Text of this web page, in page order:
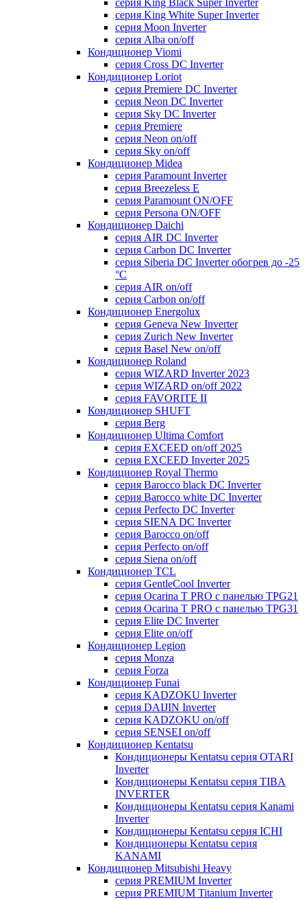
серия King Black Super Inverter
серия King White Super Inverter
серия Moon Inverter
серия Alba on/off
Кондиционер Viomi
серия Cross DC Inverter
Кондиционер Loriot
серия Premiere DC Inverter
серия Neon DC Inverter
серия Sky DC Inverter
серия Premiere
серия Neon on/off
серия Sky on/off
Кондиционер Midea
серия Paramount Inverter
серия Breezeless E
серия Paramount ON/OFF
серия Persona ON/OFF
Кондиционер Daichi
серия AIR DC Inverter
серия Carbon DC Inverter
серия Siberia DC Inverter обогрев до -25
°С
серия AIR on/off
серия Carbon on/off
Кондиционер Energolux
серия Geneva New Inverter
серия Zurich New Inverter
серия Basel New on/off
Кондиционер Roland
серия WIZARD Inverter 2023
серия WIZARD on/off 2022
серия FAVORITE II
Кондиционер SHUFT
серия Berg
Кондиционер Ultima Comfort
серия EXCEED on/off 2025
серия EXCEED Inverter 2025
Кондиционер Royal Thermo
серия Barocco black DC Inverter
серия Barocco white DC Inverter
серия Perfecto DC Inverter
серия SIENA DC Inverter
серия Barocco on/off
серия Perfecto on/off
серия Siena on/off
Кондиционер TCL
серия GentleCool Inverter
серия Ocarina T PRO c панелью TPG21
серия Ocarina T PRO c панелью TPG31
серия Elite DC Inverter
серия Elite on/off
Кондиционер Legion
серия Monza
серия Forza
Кондиционер Funai
серия KADZOKU Inverter
серия DAIJIN Inverter
серия KADZOKU on/off
серия SENSEI on/off
Кондиционер Kentatsu
Кондиционеры Kentatsu серия OTARI
Inverter
Кондиционеры Kentatsu серия TIBA
INVERTER
Кондиционеры Kentatsu серия Kanami
Inverter
Кондиционеры Kentatsu серия ICHI
Кондиционеры Kentatsu серия
KANAMI
Кондиционер Mitsubishi Heavy
серия PREMIUM Inverter
серия PREMIUM Titanium Inverter